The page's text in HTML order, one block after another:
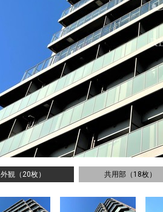
外観（20枚） 共用部（18枚）